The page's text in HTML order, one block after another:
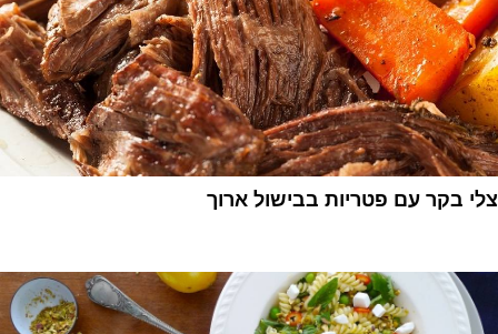
צלי בקר עם פטריות בבישול ארוך